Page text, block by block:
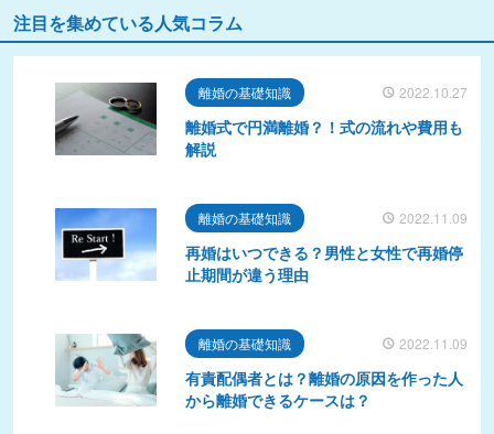
注目を集めている人気コラム
離婚の基礎知識 2022.10.27
離婚式で円満離婚？！式の流れや費用も
解説
離婚の基礎知識 2022.11.09
再婚はいつできる？男性と女性で再婚停
止期間が違う理由
離婚の基礎知識 2022.11.09
有責配偶者とは？離婚の原因を作った人
から離婚できるケースは？